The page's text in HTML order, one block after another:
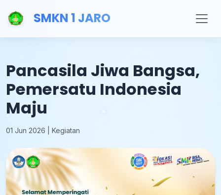
SMKN 1 JARO
Pancasila Jiwa Bangsa,
Pemersatu Indonesia
Maju
01 Jun 2026 | Kegiatan